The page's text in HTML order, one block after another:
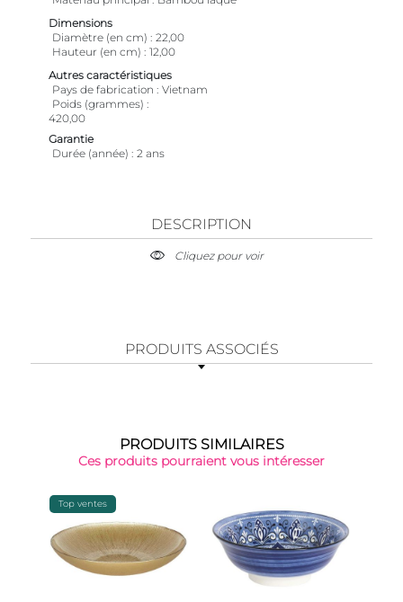
Dimensions
Diamètre (en cm)
22,00
Hauteur (en cm)
12,00
Autres caractéristiques
Pays de fabrication
Vietnam
Poids (grammes)
420,00
Garantie
Durée (année)
2 ans
DESCRIPTION
Cliquez pour voir
PRODUITS ASSOCIÉS
PRODUITS SIMILAIRES
Ces produits pourraient vous intéresser
Top ventes